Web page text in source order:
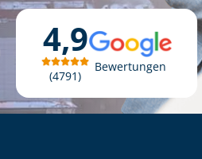
4,9
4791
Bewertungen